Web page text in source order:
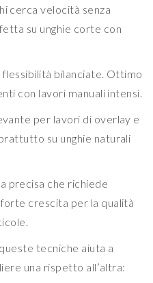
cerca velocità senza
su unghie corte con
bilanciate. Ottimo
con lavori manuali intensi.
per lavori di overlay e
su unghie naturali
precisa che richiede
crescita per la qualità
tecniche aiuta a
una rispetto all’altra: